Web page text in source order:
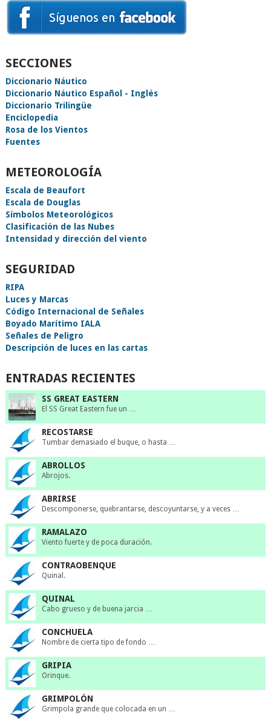
SECCIONES
Diccionario Náutico
Diccionario Náutico Español - Inglés
Diccionario Trilingüe
Enciclopedia
Rosa de los Vientos
Fuentes
METEOROLOGÍA
Escala de Beaufort
Escala de Douglas
Símbolos Meteorológicos
Clasificación de las Nubes
Intensidad y dirección del viento
SEGURIDAD
RIPA
Luces y Marcas
Código Internacional de Señales
Boyado Marítimo IALA
Señales de Peligro
Descripción de luces en las cartas
ENTRADAS RECIENTES
SS GREAT EASTERN
El SS Great Eastern fue un …
RECOSTARSE
Tumbar demasiado el buque, o hasta …
ABROLLOS
Abrojos.
ABRIRSE
Descomponerse, quebrantarse, descoyuntarse, y a veces …
RAMALAZO
Viento fuerte y de poca duración.
CONTRAOBENQUE
Quinal.
QUINAL
Cabo grueso y de buena jarcia …
CONCHUELA
Nombre de cierta tipo de fondo …
GRIPIA
Orinque.
GRIMPOLÓN
Grimpola grande que colocada en un …